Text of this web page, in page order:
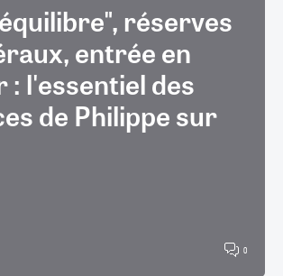
réserves
entrée en
: l'essentiel des
de Philippe sur
0